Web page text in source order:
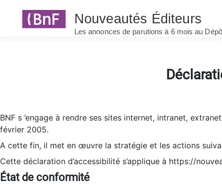
BNF s ’engage à rendre ses sites internet, intranet,
février 2005.
A cette fin, il met en œuvre la stratégie et les actions
Cette déclaration d’accessibilité s’applique à https://
État de conformité